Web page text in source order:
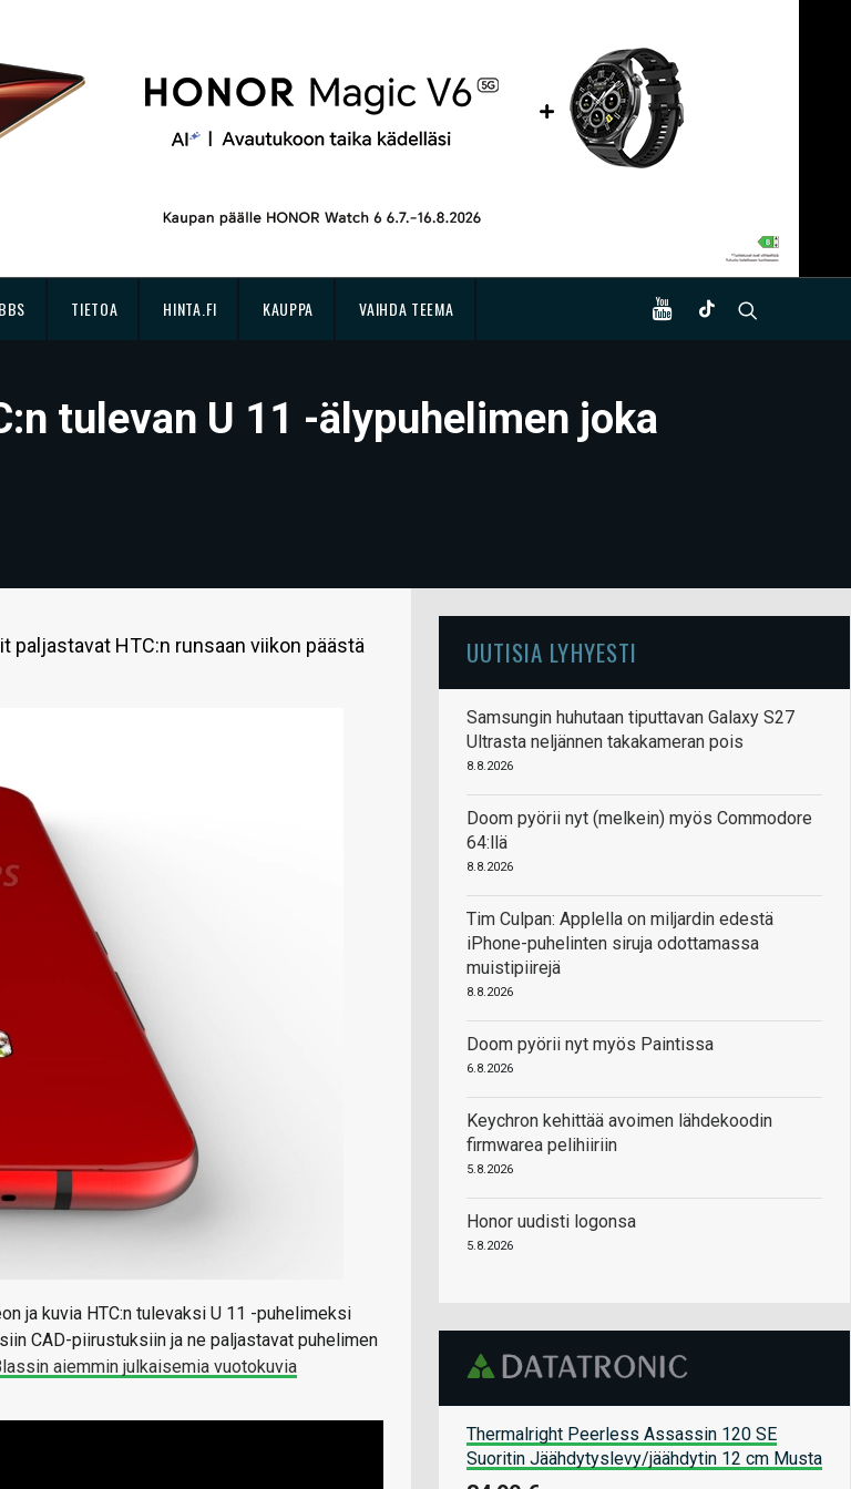
TIETOA HINTA.FI KAUPPA VAIHDA TEEMA
tulevan U 11 -älypuhelimen joka
HTC:n runsaan viikon päästä
ja kuvia HTC:n tulevaksi U 11 -puhelimeksi
CAD-piirustuksiin ja ne paljastavat puhelimen
aiemmin julkaisemia vuotokuvia
UUTISIA LYHYESTI
Samsungin huhutaan tiputtavan Galaxy S27
Ultrasta neljännen takakameran pois
8.8.2026
Doom pyörii nyt (melkein) myös Commodore
64:llä
8.8.2026
Tim Culpan: Applella on miljardin edestä
iPhone-puhelinten siruja odottamassa
muistipiirejä
8.8.2026
Doom pyörii nyt myös Paintissa
6.8.2026
Keychron kehittää avoimen lähdekoodin
firmwarea pelihiiriin
5.8.2026
Honor uudisti logonsa
5.8.2026
Thermalright Peerless Assassin 120 SE
Suoritin Jäähdytyslevy/jäähdytin 12 cm Musta